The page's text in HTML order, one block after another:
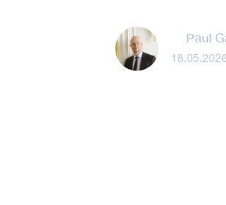
Paul
18.05.2026